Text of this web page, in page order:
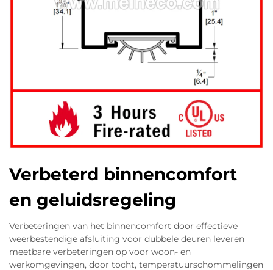
Verbeterd binnencomfort
en geluidsregeling
Verbeteringen van het binnencomfort door effectieve
weerbestendige afsluiting voor dubbele deuren leveren
meetbare verbeteringen op voor woon- en
werkomgevingen, door tocht, temperatuurschommelingen